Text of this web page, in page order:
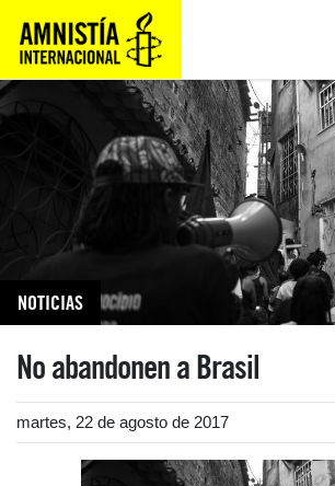
NOTICIAS
No abandonen a Brasil
martes, 22 de agosto de 2017